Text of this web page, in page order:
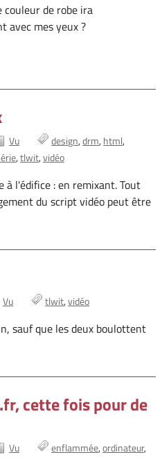
couleur de robe ira
avec mes yeux ?
Vu design drm html
tlwit vidéo
à l'édifice : en remixant. Tout
du script vidéo peut être
Vu tlwit vidéo
sauf que les deux boulottent
cette fois pour de
Vu enflammée ordinateur